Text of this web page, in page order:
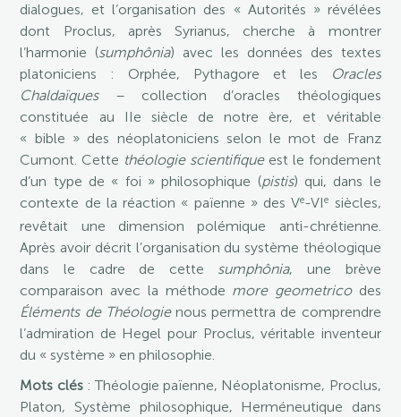
dialogues, et l’organisation des « Autorités » révélées
dont Proclus, après Syrianus, cherche à montrer
l’harmonie (sumphônia) avec les données des textes
platoniciens : Orphée, Pythagore et les
Oracles
Chaldaïques– collection d’oracles théologiques
constituée au IIe siècle de notre ère, et véritable
« bible » des néoplatoniciens selon le mot de Franz
Cumont. Cette théologie scientifiqueest le fondement
d’un type de « foi » philosophique (pistis) qui, dans le
contexte de la réaction « païenne » des Ve-VIe siècles,
revêtait une dimension polémique anti-chrétienne.
Après avoir décrit l’organisation du système théologique
dans le cadre de cette sumphônia, une brève
comparaison avec la méthode more geometricodes
Éléments de Théologienous permettra de comprendre
l’admiration de Hegel pour Proclus, véritable inventeur
du « système » en philosophie.
Mots clés: Théologie païenne, Néoplatonisme, Proclus,
Platon, Système philosophique, Herméneutique dans